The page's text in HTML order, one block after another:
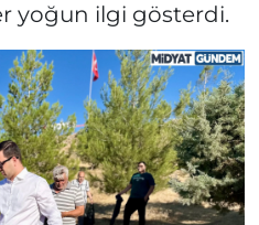
yoğun ilgi gösterdi.